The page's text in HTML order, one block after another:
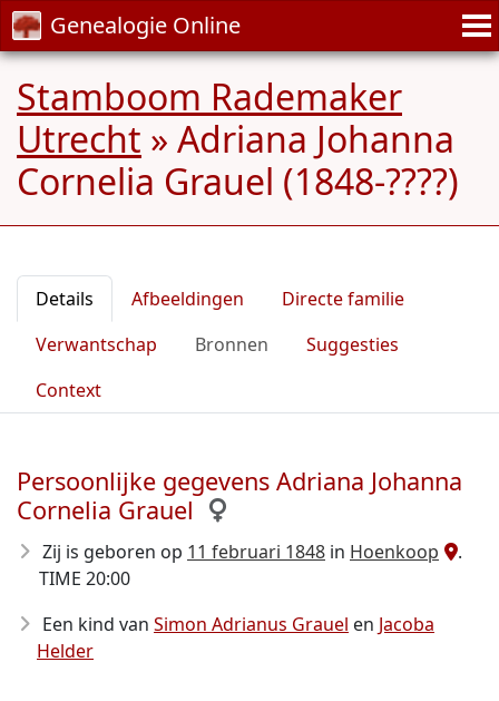
Genealogie Online
Stamboom Rademaker
Utrecht » Adriana Johanna
Cornelia Grauel (1848-????)
Details Afbeeldingen
Directe familie
Verwantschap
Bronnen
Suggesties
Context
Persoonlijke gegevens Adriana Johanna
Cornelia Grauel
Zij is geboren op 11 februari 1848 in Hoenkoop
.
TIME 20:00
Een kind van Simon Adrianus Grauel en Jacoba
Helder